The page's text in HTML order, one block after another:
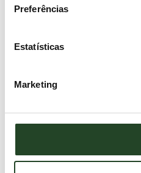
Preferências
Estatísticas
Marketing